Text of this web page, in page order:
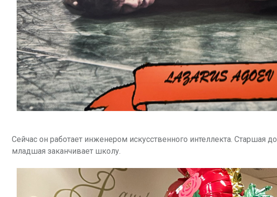
Сейчас он работает инженером искусственного интеллекта. Старшая
младшая заканчивает школу.